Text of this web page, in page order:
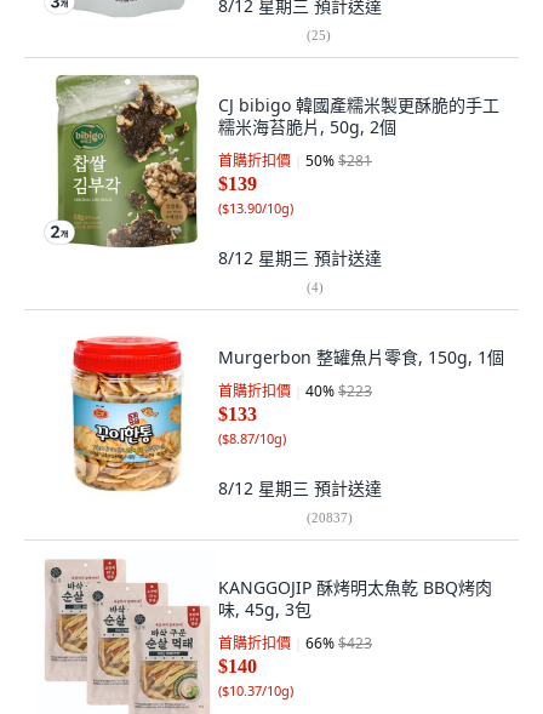
8/12 星期三 預計送達
(25)
CJ bibigo 韓國產糯米製更酥脆的手工
糯米海苔脆片, 50g, 2個
首購折扣價 50%$281
$139
($13.90/10g)
8/12 星期三 預計送達
(4)
Murgerbon 整罐魚片零食, 150g, 1個
首購折扣價 40%$223
$133
($8.87/10g)
8/12 星期三 預計送達
(20837)
KANGGOJIP 酥烤明太魚乾 BBQ烤肉
味, 45g, 3包
首購折扣價 66%$423
$140
($10.37/10g)